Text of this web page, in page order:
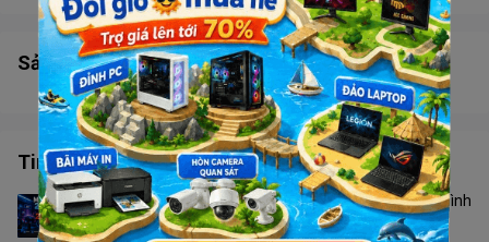
Sản phẩm tương tự
Tin tức công nghệ
Màn Hình 24 Inch Hay 27 Inch? Không Phải Cứ Màn Hình
To Hơn Là Tốt Hơn